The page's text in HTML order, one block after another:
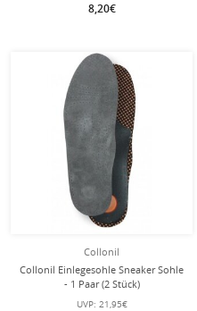
8,20€
Collonil
Collonil Einlegesohle Sneaker Sohle
- 1 Paar (2 Stück)
UVP: 21,95€